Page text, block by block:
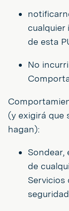
de esta
No
(y exigirá que
hagan):
Sondear,
de
Servicios